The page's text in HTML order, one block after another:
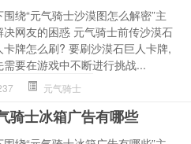
围绕“元气骑士沙漠图怎么解密”主
决网友的困惑 元气骑士前传沙漠石
卡牌怎么刷? 要刷沙漠石巨人卡牌,
需要在游戏中不断进行挑战...
元气骑士
骑士冰箱广告有哪些